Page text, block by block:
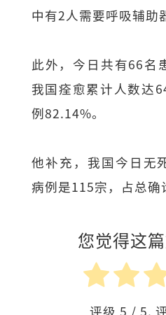
中有2人需要呼吸辅助
此外，今日共有66名
我国痊愈累计人数达
例82.14%。
他补充，我国今日无
病例是115宗，占总确
您觉得这
评级 5 / 5.